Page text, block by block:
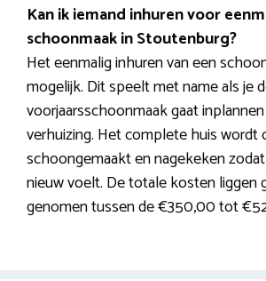
Kan ik iemand inhuren voor
schoonmaak in Stoutenburg?
Het eenmalig inhuren van een
mogelijk. Dit speelt met name als je
voorjaarsschoonmaak gaat
verhuizing. Het complete huis wordt
schoongemaakt en nagekeken
nieuw voelt. De totale kosten liggen
genomen tussen de €350,00 tot